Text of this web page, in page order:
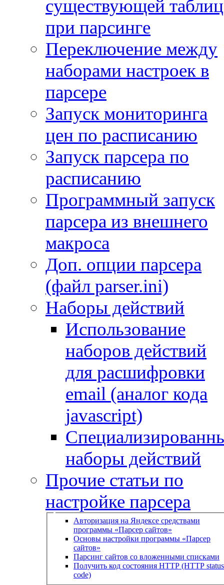
существующей
при парсинге
Переключение между
наборами настроек в
парсере
Запуск мониторинга
цен по расписанию
Запуск парсера по
расписанию
Программный запуск
парсера из внешнего
макроса
Доп. опции парсера
(файл parser.ini)
Наборы действий
Использование
наборов действий
для расшифровки
email (аналог кода
javascript)
наборы действий
Прочие статьи по
настройке парсера
Авторизация на Яндексе средствами
программы «Парсер сайтов»
Основы настройки программы «Парсер
сайтов»
Парсинг сайтов со вложенными списками
Получить код состояния HTTP (HTTP status
code)